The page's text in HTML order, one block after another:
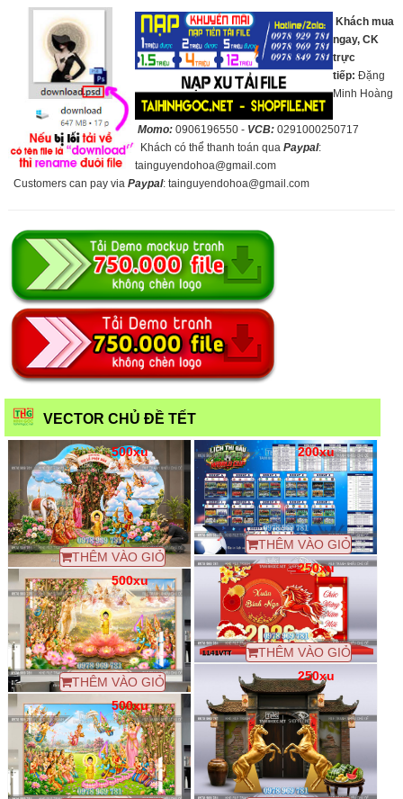
Khách mua
ngay, CK
trực
tiếp:Đặng
Minh Hoàng
Momo: 0906196550 - VCB: 0291000250717
Khách có thể thanh toán quaPaypal:
tainguyendohoa@gmail.com
Customers can pay via Paypal: tainguyendohoa@gmail.com
VECTOR CHỦ ĐỀ TẾT
500xu
THÊM VÀO GIỎ
500xu
THÊM VÀO GIỎ
500xu
200xu
THÊM VÀO GIỎ
250xu
THÊM VÀO GIỎ
250xu